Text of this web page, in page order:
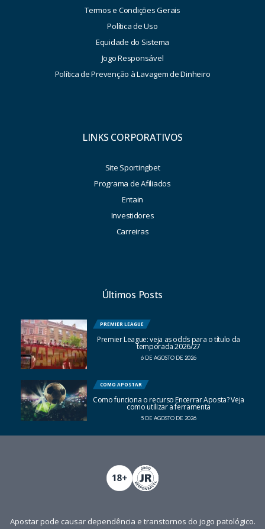
Termos e Condições Gerais
Política de Uso
Equidade do Sistema
Jogo Responsável
Política de Prevenção à Lavagem de Dinheiro
LINKS CORPORATIVOS
Site Sportingbet
Programa de Afiliados
Entain
Investidores
Carreiras
Últimos Posts
PREMIER LEAGUE
Premier League: veja as odds para o título da
temporada 2026/27
6 DE AGOSTO DE 2026
COMO APOSTAR
Como funciona o recurso Encerrar Aposta? Veja
como utilizar a ferramenta
5 DE AGOSTO DE 2026
Apostar pode causar dependência e transtornos do jogo patológico.